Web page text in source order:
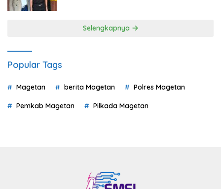
Selengkapnya
Popular Tags
Magetan berita Magetan Polres Magetan
Pemkab Magetan Pilkada Magetan